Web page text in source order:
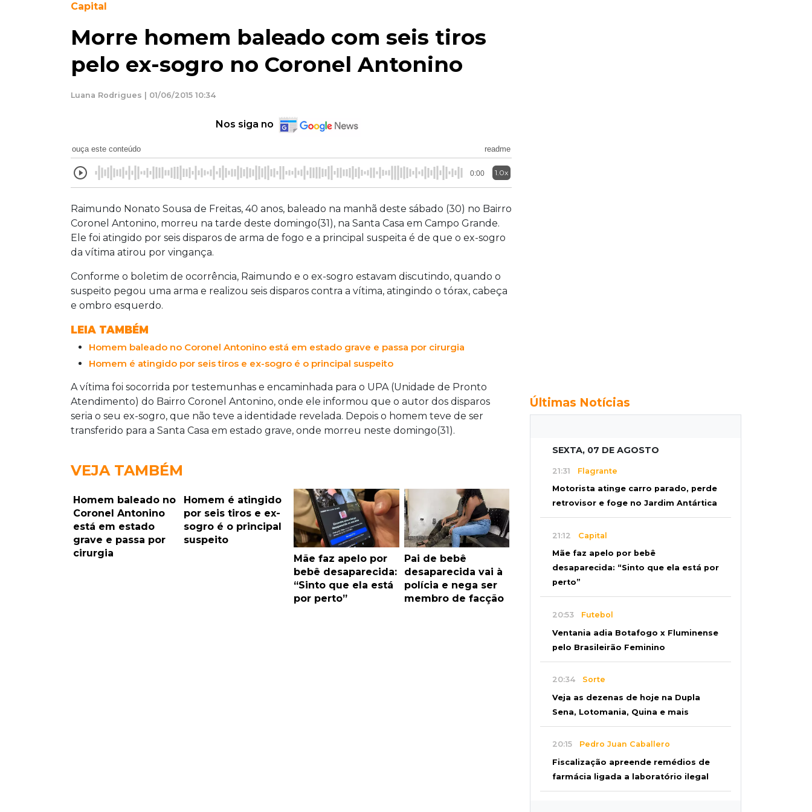
Capital
Morre homem baleado com seis tiros
pelo ex-sogro no Coronel Antonino
Luana Rodrigues | 01/06/2015 10:34
Nos siga no
ouça este conteúdo readme
0:00 1.0x
Raimundo Nonato Sousa de Freitas, 40 anos, baleado na manhã deste sábado (30) no Bairro
Coronel Antonino, morreu na tarde deste domingo(31), na Santa Casa em Campo Grande.
Ele foi atingido por seis disparos de arma de fogo e a principal suspeita é de que o ex-sogro
da vítima atirou por vingança.
Conforme o boletim de ocorrência, Raimundo e o ex-sogro estavam discutindo, quando o
suspeito pegou uma arma e realizou seis disparos contra a vítima, atingindo o tórax, cabeça
e ombro esquerdo.
LEIA TAMBÉM
Homem baleado no Coronel Antonino está em estado grave e passa por cirurgia
Homem é atingido por seis tiros e ex-sogro é o principal suspeito
A vítima foi socorrida por testemunhas e encaminhada para o UPA (Unidade de Pronto
Atendimento) do Bairro Coronel Antonino, onde ele informou que o autor dos disparos
seria o seu ex-sogro, que não teve a identidade revelada. Depois o homem teve de ser
transferido para a Santa Casa em estado grave, onde morreu neste domingo(31).
VEJA TAMBÉM
Homem baleado no
Coronel Antonino
está em estado
grave e passa por
cirurgia
Homem é atingido
por seis tiros e ex-
sogro é o principal
suspeito
Mãe faz apelo por
bebê desaparecida:
“Sinto que ela está
por perto”
Pai de bebê
desaparecida vai à
polícia e nega ser
membro de facção
Últimas Notícias
SEXTA, 07 DE AGOSTO
21:31 Flagrante
Motorista atinge carro parado, perde
retrovisor e foge no Jardim Antártica
21:12 Capital
Mãe faz apelo por bebê
desaparecida: “Sinto que ela está por
perto”
20:53 Futebol
Ventania adia Botafogo x Fluminense
pelo Brasileirão Feminino
20:34 Sorte
Veja as dezenas de hoje na Dupla
Sena, Lotomania, Quina e mais
20:15 Pedro Juan Caballero
Fiscalização apreende remédios de
farmácia ligada a laboratório ilegal